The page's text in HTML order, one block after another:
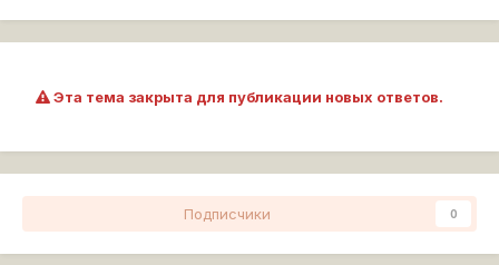
Эта тема закрыта для публикации новых ответов.
Подписчики 0